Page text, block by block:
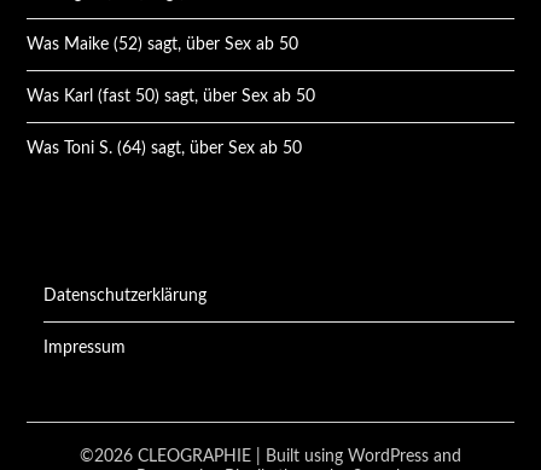
Was Maike (52) sagt, über Sex ab 50
Was Karl (fast 50) sagt, über Sex ab 50
Was Toni S. (64) sagt, über Sex ab 50
Datenschutzerklärung
Impressum
©2026 CLEOGRAPHIE
| Built using WordPress and